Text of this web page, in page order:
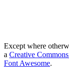
Except where
a Creative
Font Awesome.